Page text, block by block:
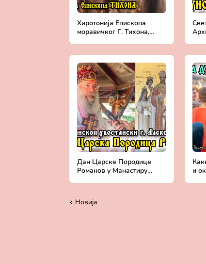
Хиротонија Епископа
моравичког Г. Тихона,
на Врачару
Дан Царске Породице
Романов у Манастиру
и
Новија